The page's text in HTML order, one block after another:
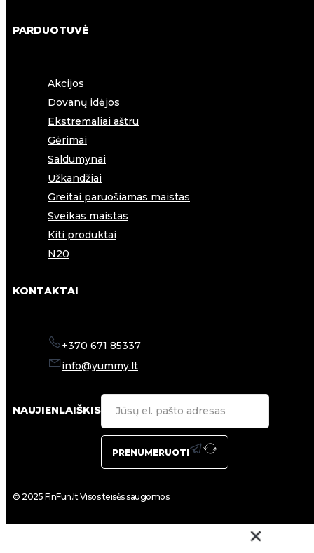
PARDUOTUVĖ
Akcijos
Dovanų idėjos
Ekstremaliai aštru
Gėrimai
Saldumynai
Užkandžiai
Greitai paruošiamas maistas
Sveikas maistas
Kiti produktai
N20
KONTAKTAI
+370 671 85337
info@yummy.lt
NAUJIENLAIŠKIS
PRENUMERUOTI
© 2025 FinFun.lt Visos teisės saugomos.